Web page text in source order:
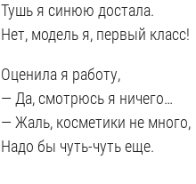
Тушь я синюю достала.
Нет, модель я, первый класс!
Оценила я работу,
— Да, смотрюсь я ничего…
— Жаль, косметики не много,
Надо бы чуть-чуть еще.